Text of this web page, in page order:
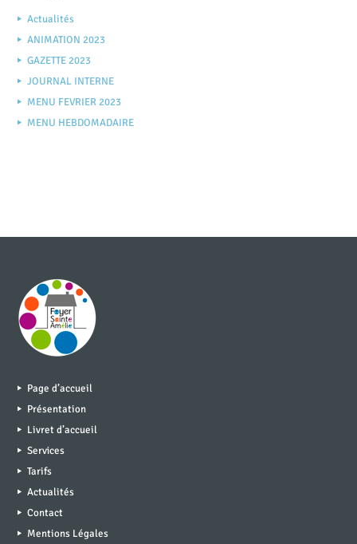
Actualités
ANIMATION 2023
GAZETTE 2023
JOURNAL INTERNE
MENU FEVRIER 2023
MENU HEBDOMADAIRE
Page d’accueil
Présentation
Livret d’accueil
Services
Tarifs
Actualités
Contact
Mentions Légales